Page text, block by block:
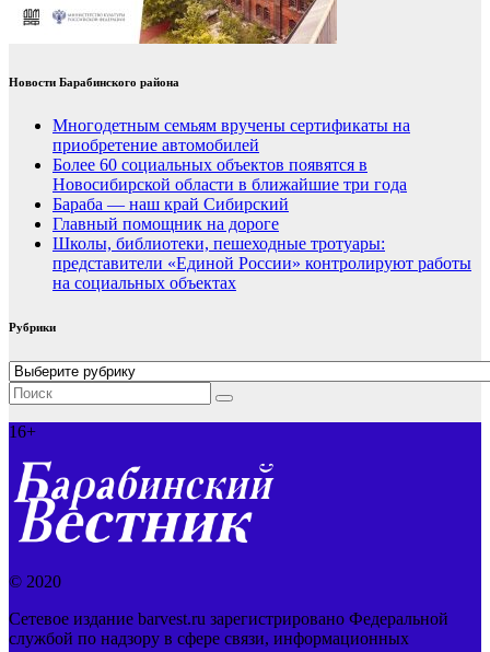
Новости Барабинского района
Многодетным семьям вручены сертификаты на
приобретение автомобилей
Более 60 социальных объектов появятся в
Новосибирской области в ближайшие три года
Бараба — наш край Сибирский
Главный помощник на дороге
Школы, библиотеки, пешеходные тротуары:
представители «Единой России» контролируют работы
на социальных объектах
Рубрики
Рубрики
16+
© 2020
Сетевое издание barvest.ru зарегистрировано Федеральной
службой по надзору в сфере связи, информационных